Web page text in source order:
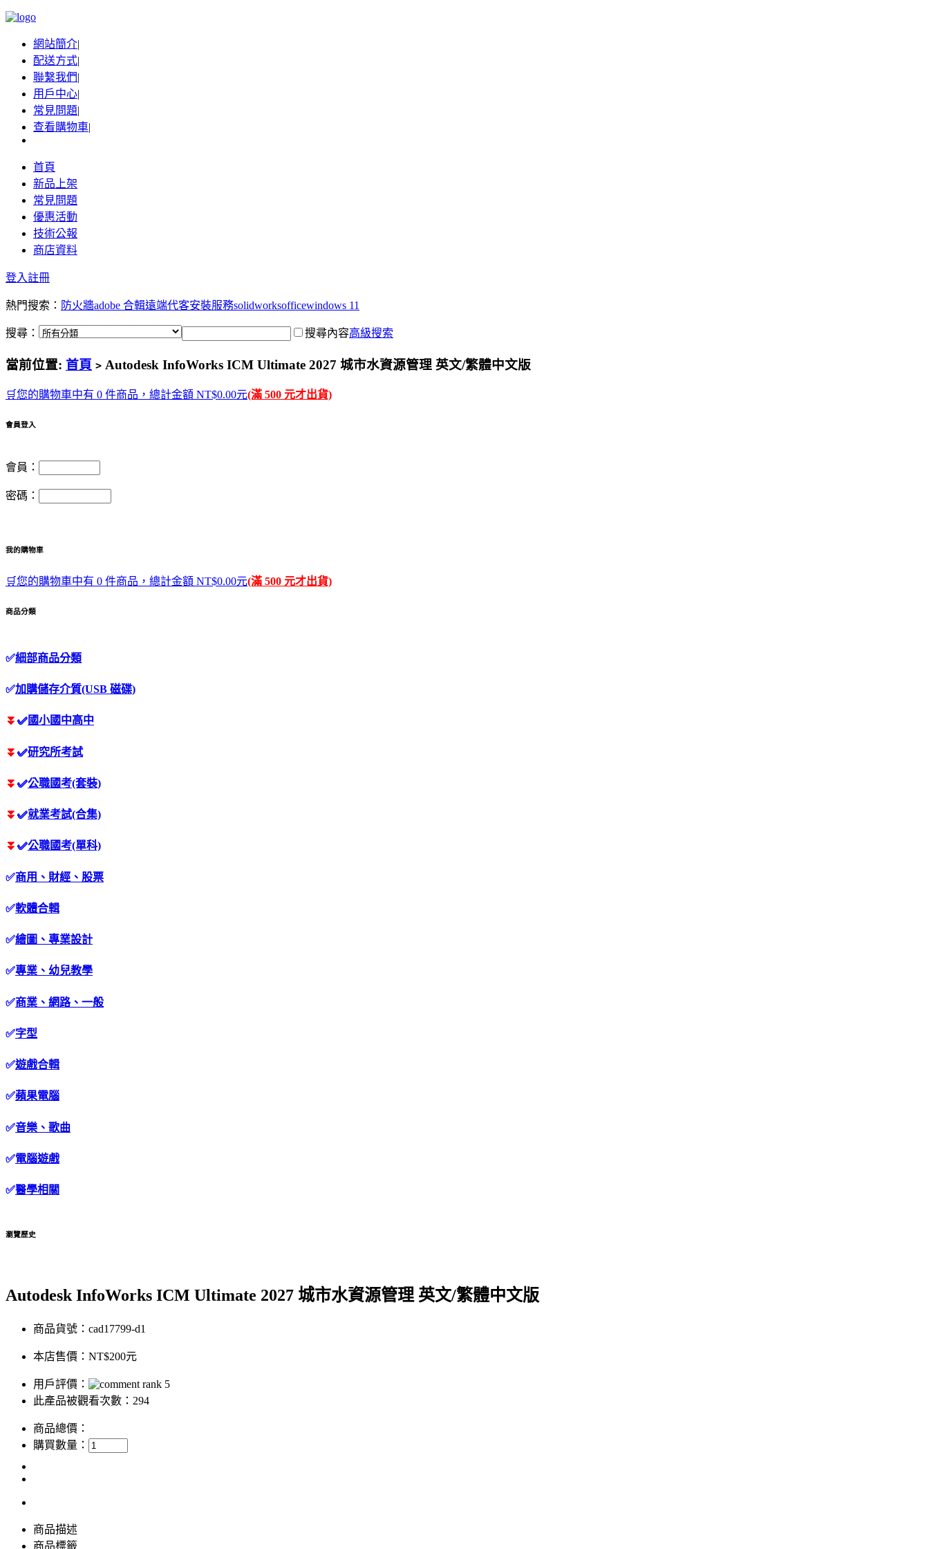
網站簡介|
配送方式|
聯繫我們|
用戶中心|
常見問題|
查看購物車|
首頁
新品上架
常見問題
優惠活動
技術公報
商店資料
登入註冊
熱門搜索： 防火牆adobe 合輯遠端代客安裝服務solidworksofficewindows 11
搜尋： 搜尋內容高級搜索
當前位置: 首頁 > Autodesk InfoWorks ICM Ultimate 2027 城市水資源管理 英文/繁體中文版
🛒您的購物車中有 0 件商品，總計金額 NT$0.00元(滿 500 元才出貨)
會員登入
會員：
密碼：
我的購物車
🛒您的購物車中有 0 件商品，總計金額 NT$0.00元(滿 500 元才出貨)
商品分類
✅細部商品分類
✅加購儲存介質(USB 磁碟)
⏬ ✅國小國中高中
⏬ ✅研究所考試
⏬ ✅公職國考(套裝)
⏬ ✅就業考試(合集)
⏬ ✅公職國考(單科)
✅商用、財經、股票
✅軟體合輯
✅繪圖、專業設計
✅專業、幼兒教學
✅商業、網路、一般
✅字型
✅遊戲合輯
✅蘋果電腦
✅音樂、歌曲
✅電腦遊戲
✅醫學相關
瀏覽歷史
Autodesk InfoWorks ICM Ultimate 2027 城市水資源管理 英文/繁體中文版
商品貨號：cad17799-d1
本店售價： NT$200元
用戶評價：
此產品被觀看次數：294
商品總價：
購買數量：
商品描述
商品標籤